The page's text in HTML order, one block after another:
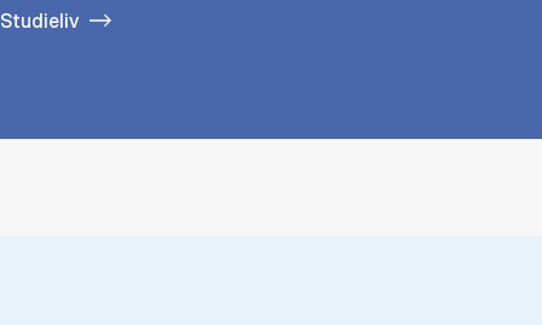
Studieliv